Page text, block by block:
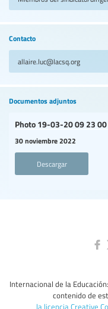
Contacto
allaire.luc@lacsq.org
Documentos adjuntos
Photo 19-03-20 09 23
30 noviembre 2022
Descargar
Internacional de la
contenido de
la licencia Creative